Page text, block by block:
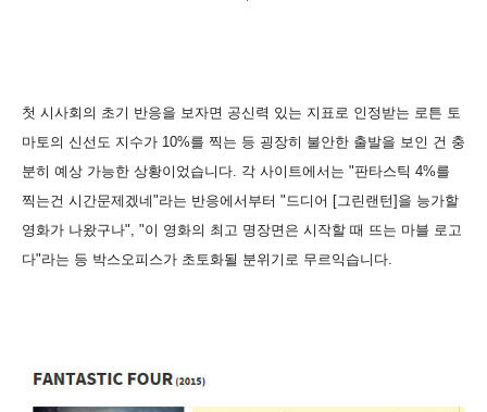
첫 시사회의 초기 반응을 보자면 공신력 있는 지표로 인정받는 로튼 토
마토의 신선도 지수가 10%를 찍는 등 굉장히 불안한 출발을 보인 건 충
분히 예상 가능한 상황이었습니다. 각 사이트에서는 "판타스틱 4%를
찍는건 시간문제겠네"라는 반응에서부터 "드디어 [그린랜턴]을 능가할
영화가 나왔구나", "이 영화의 최고 명장면은 시작할 때 뜨는 마블 로고
다"라는 등 박스오피스가 초토화될 분위기로 무르익습니다.